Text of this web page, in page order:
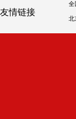
友情链接
全
北